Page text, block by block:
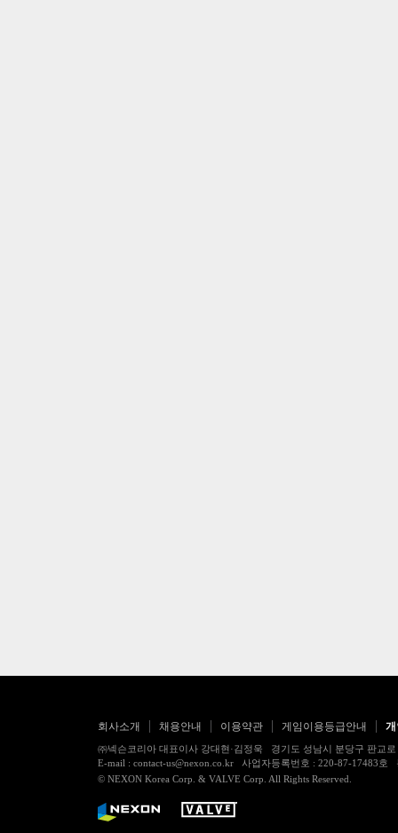
회사소개 채용안내 이용약관 게임이용등급안내
㈜넥슨코리아 대표이사 강대현·김정욱 경기도 성남시 분당구 판교
E-mail : contact-us@nexon.co.kr 사업자등록번호 : 220-87-17483
© NEXON Korea Corp. & VALVE Corp. All Rights Reserved.